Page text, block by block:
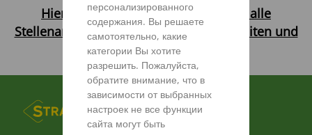
персонализированного
содержания. Вы решаете
самотоятельно, какие
категории Вы хотите
разрешить. Пожалуйста,
обратите внимание, что в
зависимости от выбранных
настроек не все функции
сайта могут быть
Hier finden Sie eine Übersicht über alle
Stellenangebote, Ausbildungsmöglichkeiten und
offenen Praktikumsstellen.
FUSSBEREICHSMENÜ
ПРОДУКТЫ